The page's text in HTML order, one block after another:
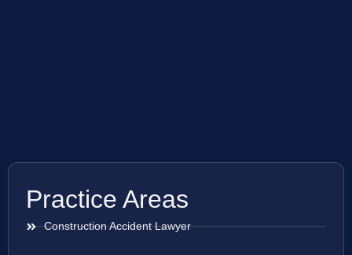
Practice Areas
Construction Accident Lawyer